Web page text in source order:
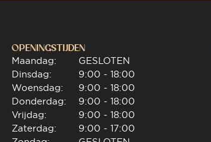
OPENINGSTIJDEN
Maandag:
Dinsdag:
Woensdag:
Donderdag:
Vrijdag:
Zaterdag:
GESLOTEN
9:00 - 18:00
9:00 - 18:00
9:00 - 18:00
9:00 - 18:00
9:00 - 17:00